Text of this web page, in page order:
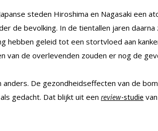
steden Hiroshima en Nagasaki een
de bevolking. In de tientallen jaren daarna
hebben geleid tot een stortvloed aan
van de overlevenden zouden er nog de
De gezondheidseffecten van de
gedacht. Dat blijkt uit een review-studie